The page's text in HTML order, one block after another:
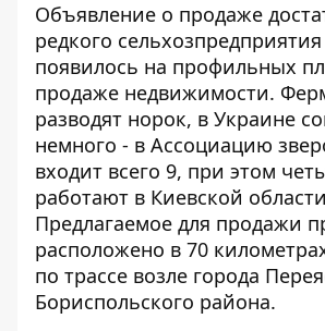
Объявление о продаже
редкого
появилось на профильных
продаже недвижимости.
разводят норок, в Украине
немного - в Ассоциацию
входит всего 9, при этом
работают в Киевской
Предлагаемое для продажи
расположено в 70
по трассе возле города
Бориспольского района.